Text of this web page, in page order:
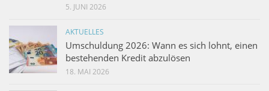
5. JUNI 2026
AKTUELLES
Umschuldung 2026: Wann es sich lohnt, einen
bestehenden Kredit abzulösen
18. MAI 2026